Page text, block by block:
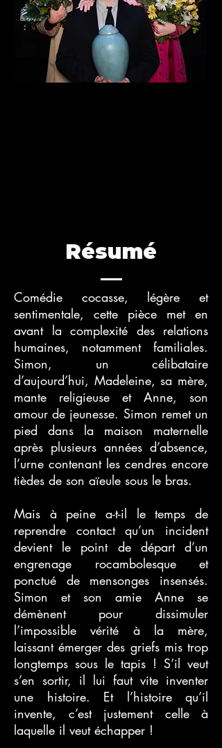
Résumé
Comédie cocasse, légère et
sentimentale, cette pièce met en
avant la complexité des relations
humaines, notamment familiales.
Simon, un célibataire
d’aujourd’hui, Madeleine, sa mère,
mante religieuse et Anne, son
amour de jeunesse. Simon remet un
pied dans la maison maternelle
après plusieurs années d’absence,
l’urne contenant les cendres encore
tièdes de son aïeule sous le bras.
Mais à peine a-t-il le temps de
reprendre contact qu’un incident
devient le point de départ d’un
engrenage rocambolesque et
ponctué de mensonges insensés.
Simon et son amie Anne se
démènent pour dissimuler
l’impossible vérité à la mère,
laissant émerger des griefs mis trop
longtemps sous le tapis ! S’il veut
s’en sortir, il lui faut vite inventer
une histoire. Et l’histoire qu’il
invente, c’est justement celle à
laquelle il veut échapper !